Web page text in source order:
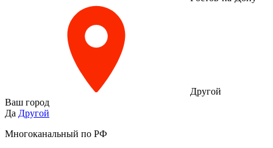
Другой
Ваш город
Да Другой
Многоканальный по РФ